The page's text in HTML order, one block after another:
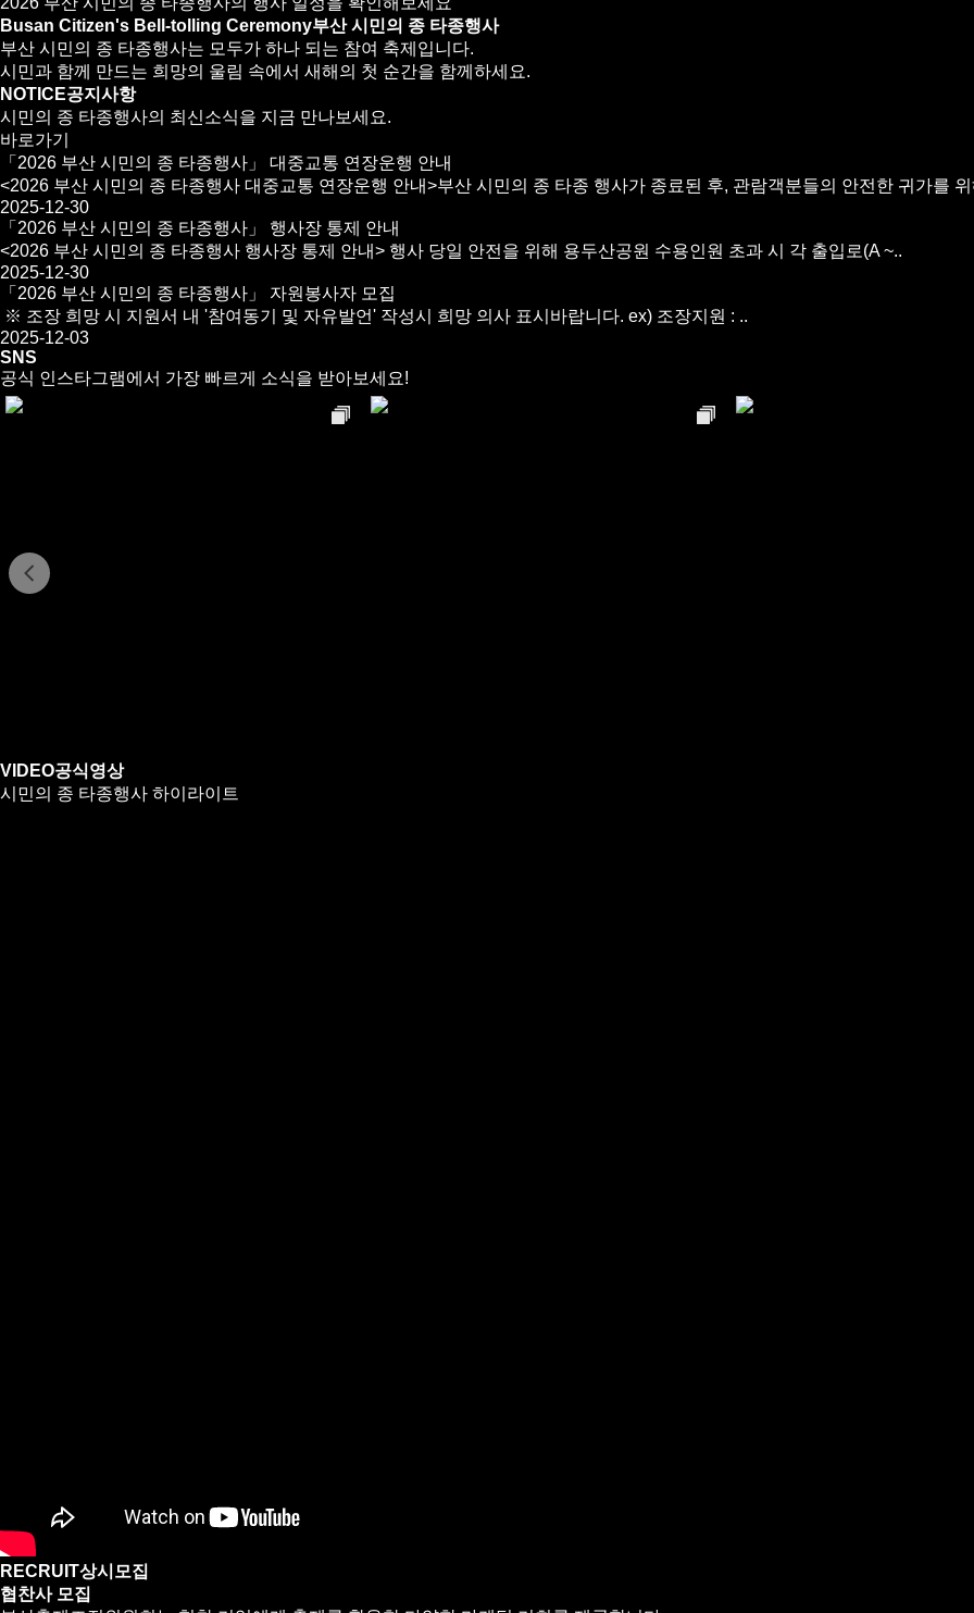
Busan Citizen's Bell-tolling Ceremony부산 시민의 종 타종행사
부산 시민의 종 타종행사는 모두가 하나 되는 참여 축제입니다.
시민과 함께 만드는 희망의 울림 속에서 새해의 첫 순간을 함께하세요.
NOTICE공지사항
시민의 종 타종행사의 최신소식을 지금 만나보세요.
바로가기
「2026 부산 시민의 종 타종행사」 대중교통 연장운행 안내
<2026 부산 시민의 종 타종행사 대중교통 연장운행 안내>부산 시민의 종 타종 행사가 종료된 후, 관람객분들의 안전한 귀가를
2025-12-30
「2026 부산 시민의 종 타종행사」 행사장 통제 안내
<2026 부산 시민의 종 타종행사 행사장 통제 안내> 행사 당일 안전을 위해 용두산공원 수용인원 초과 시 각 출입로(A ~..
2025-12-30
「2026 부산 시민의 종 타종행사」 자원봉사자 모집
※ 조장 희망 시 지원서 내 '참여동기 및 자유발언' 작성시 희망 의사 표시바랍니다. ex) 조장지원 : ..
2025-12-03
SNS
공식 인스타그램에서 가장 빠르게 소식을 받아보세요!
VIDEO공식영상
시민의 종 타종행사 하이라이트
RECRUIT상시모집
협찬사 모집